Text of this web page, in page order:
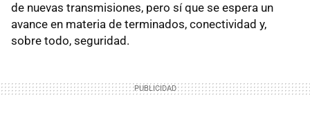
de nuevas transmisiones, pero sí que se espera un
avance en materia de terminados, conectividad y,
sobre todo, seguridad.